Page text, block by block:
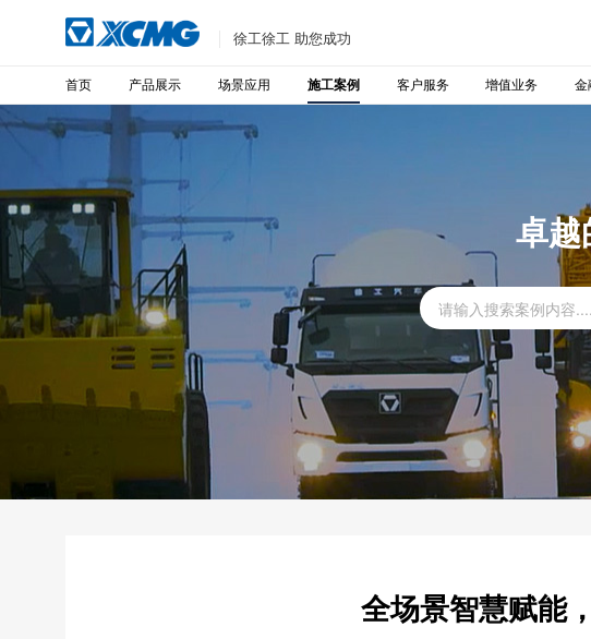
徐工徐工 助您成功
首页 产品展示 场景应用 施工案例 客户服务 增值业务 金
卓
全场景智慧赋能